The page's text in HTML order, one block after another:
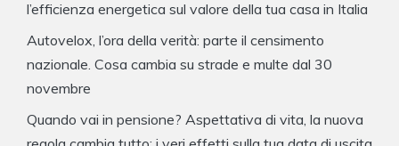
l’efficienza energetica sul valore della tua casa in Italia
Autovelox, l’ora della verità: parte il censimento
nazionale. Cosa cambia su strade e multe dal 30
novembre
Quando vai in pensione? Aspettativa di vita, la nuova